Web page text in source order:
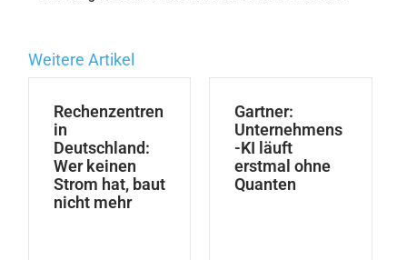
Weitere Artikel
Rechenzentren
in
Deutschland:
Wer keinen
Strom hat, baut
nicht mehr
Gartner:
Unternehmens
-KI läuft
erstmal ohne
Quanten